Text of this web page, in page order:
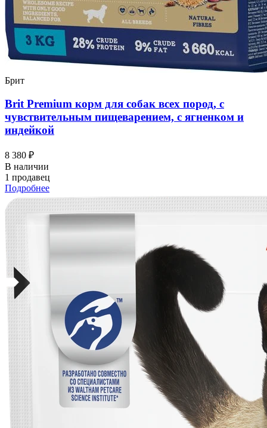
Брит
Brit Premium корм для собак всех пород, с
чувствительным пищеварением, с ягненком и
индейкой
8 380 ₽
В наличии
1 продавец
Подробнее